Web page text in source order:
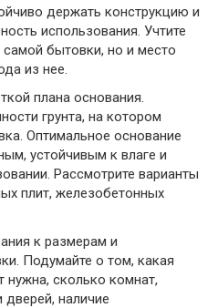
держать конструкцию и
использования. Учтите
бытовки, но и место
из нее.
плана основания.
грунта, на котором
Оптимальное основание
устойчивым к влаге и
Рассмотрите варианты
плит, железобетонных
к размерам и
Подумайте о том, какая
сколько комнат,
наличие